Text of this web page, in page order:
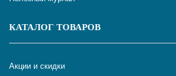
КАТАЛОГ ТОВАРОВ
Акции и скидки